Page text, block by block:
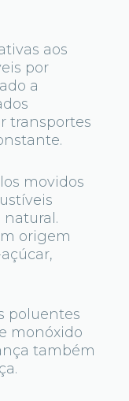
aos
por
a
transportes
movidos
natural.
origem
poluentes
monóxido
também